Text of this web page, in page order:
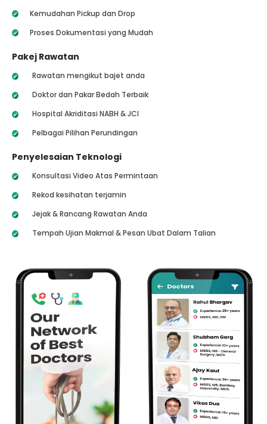
Kemudahan Pickup dan Drop
Proses Dokumentasi yang Mudah
Pakej Rawatan
Rawatan mengikut bajet anda
Doktor dan Pakar Bedah Terbaik
Hospital Akriditasi NABH & JCI
Pelbagai Pilihan Perundingan
Penyelesaian Teknologi
Konsultasi Video Atas Permintaan
Rekod kesihatan terjamin
Jejak & Rancang Rawatan Anda
Tempah Ujian Makmal & Pesan Ubat Dalam Talian